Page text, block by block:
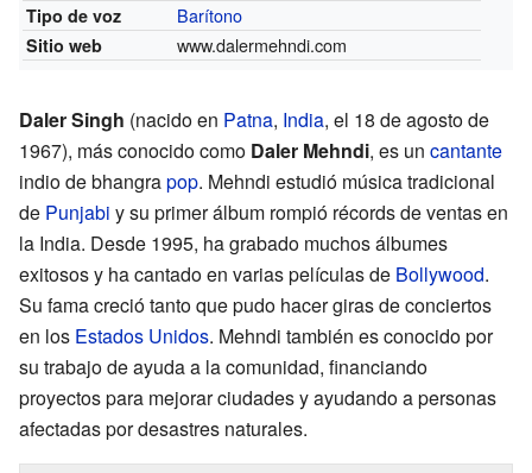
Tipo de voz Barítono
Sitio web www.dalermehndi.com
Daler Singh (nacido en Patna, India, el 18 de agosto de
1967), más conocido como Daler Mehndi, es un cantante
indio de bhangrapop. Mehndi estudió música tradicional
de Punjabi y su primer álbum rompió récords de ventas en
la India. Desde 1995, ha grabado muchos álbumes
exitosos y ha cantado en varias películas de Bollywood.
Su fama creció tanto que pudo hacer giras de conciertos
en los Estados Unidos. Mehndi también es conocido por
su trabajo de ayuda a la comunidad, financiando
proyectos para mejorar ciudades y ayudando a personas
afectadas por desastres naturales.